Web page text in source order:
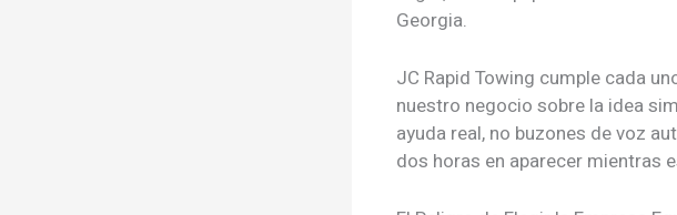
Georgia.
JC Rapid Towing cumple cada
nuestro negocio sobre la idea
ayuda real, no buzones de voz
dos horas en aparecer mientras